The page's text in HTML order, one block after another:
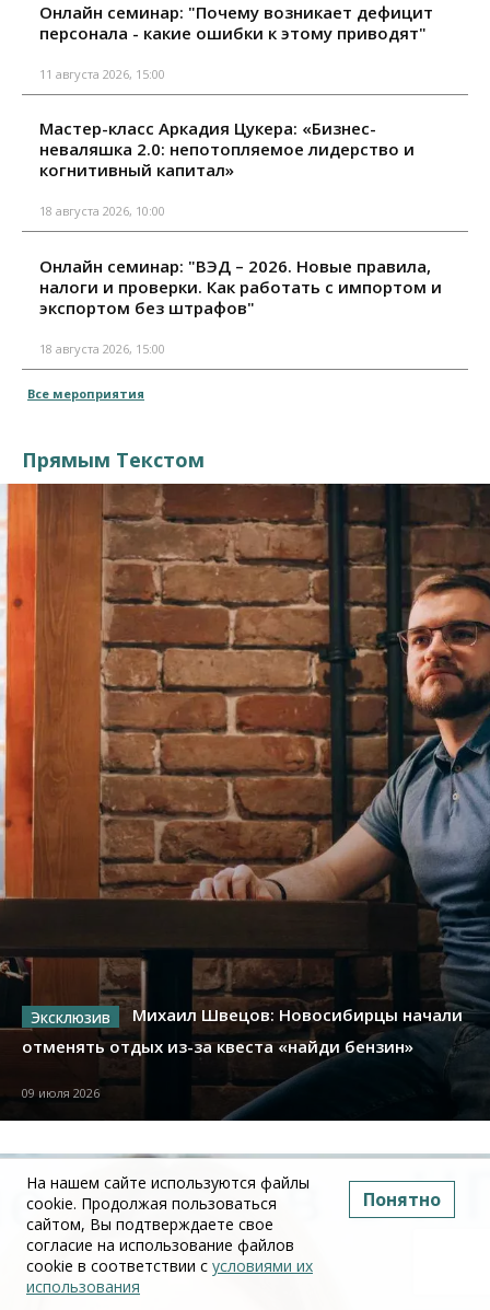
Онлайн семинар: "Почему возникает дефицит
персонала - какие ошибки к этому приводят"
11 августа 2026, 15:00
Мастер-класс Аркадия Цукера: «Бизнес-
неваляшка 2.0: непотопляемое лидерство и
когнитивный капитал»
18 августа 2026, 10:00
Онлайн семинар: "ВЭД – 2026. Новые правила,
налоги и проверки. Как работать с импортом и
экспортом без штрафов"
18 августа 2026, 15:00
Все мероприятия
Прямым Текстом
Михаил Швецов: Новосибирцы начали
отменять отдых из-за квеста «найди бензин»
09 июля 2026
На нашем сайте используются файлы
cookie. Продолжая пользоваться
сайтом, Вы подтверждаете свое
согласие на использование файлов
cookie в соответствии с условиями их
использования
Понятно